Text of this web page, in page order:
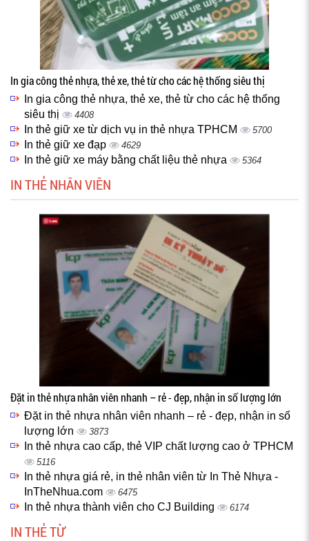
In gia công thẻ nhựa, thẻ xe, thẻ từ cho các hệ thống siêu thị
In gia công thẻ nhựa, thẻ xe, thẻ từ cho các hệ thống
siêu thị
4408
In thẻ giữ xe từ dịch vụ in thẻ nhựa TPHCM 5700
In thẻ giữ xe đạp 4629
In thẻ giữ xe máy bằng chất liệu thẻ nhựa 5364
IN THẺ NHÂN VIÊN
Đặt in thẻ nhựa nhân viên nhanh – rẻ - đẹp, nhận in số lượng lớn
Đặt in thẻ nhựa nhân viên nhanh – rẻ - đẹp, nhận in số
lượng lớn
3873
In thẻ nhựa cao cấp, thẻ VIP chất lượng cao ở TPHCM
5116
In thẻ nhựa giá rẻ, in thẻ nhân viên từ In Thẻ Nhựa -
InTheNhua.com
6475
In thẻ nhựa thành viên cho CJ Building 6174
IN THẺ TỪ